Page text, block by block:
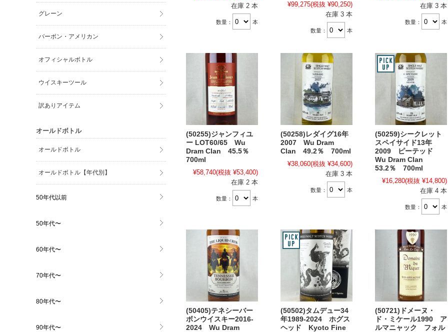
在庫 2 本
数量： 本
¥99,275(税抜 ¥90,250)
在庫 3 本
数量： 本
在庫 3 本
数量： 本
(50255)ジャンフィユ
ー LOT60/65 Wu
Dram Clan 45.5％
700ml
¥58,740(税抜 ¥53,400)
在庫 2 本
数量： 本
(50258)レダイグ16年
2007 Wu Dram
Clan 49.2％ 700ml
¥38,060(税抜 ¥34,600)
在庫 3 本
数量： 本
(50259)シークレット
スペイサイド13年
2009 ピーテッド
Wu Dram Clan
53.2％ 700ml
¥16,280(税抜 ¥14,800)
在庫 4 本
数量： 本
(50405)テネシーバー
ボンウイスキー2016-
2024 Wu Dram
(50502)タムデュー34
年1989-2024 ホグス
ヘッド Kyoto Fine
(50721)ドメーヌ・
ド・ミケール1990 ア
ルマニャック フォル
グレーン
バーボン・アメリカン
オフィシャルボトル
ウイスキーツール
訳ありアイテム
オールドボトル
オールドボトル
オールドボトル【年代別】
50年代以前
50年代〜
60年代〜
70年代〜
80年代〜
90年代〜